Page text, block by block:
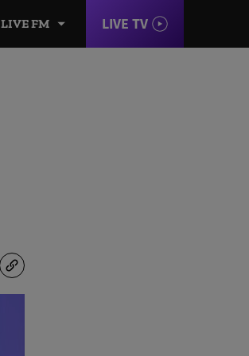
LIVE FM LIVE TV